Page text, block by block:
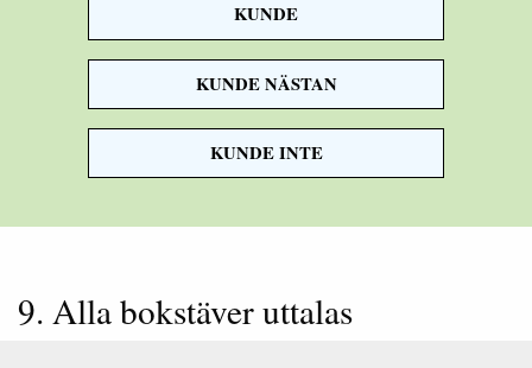
Han kom till
mig igår.
KUNDE
KUNDE NÄSTAN
KUNDE INTE
9. Alla bokstäver uttalas